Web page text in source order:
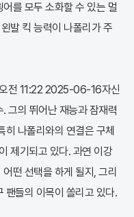
를 모두 소화할 수 있는 멀
발 킥 능력이 나폴리가 주
전 11:22 2025-06-16자신
그의 뛰어난 재능과 잠재력
나폴리와의 연결은 구체
제기되고 있다. 과연 이강
떤 선택을 하게 될지, 그리
팬들의 이목이 쏠리고 있다.